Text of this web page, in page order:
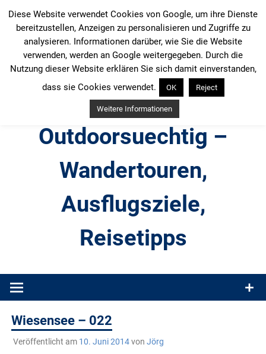
Inhalt
springen
Outdoorsuechtig –
Wandertouren,
Ausflugsziele,
Reisetipps
Produkttests und Buchrezensionen. Ein Blog für alle, die gern
Wiesensee – 022
Veröffentlicht am 10. Juni 2014von Jörg
Diese Website verwendet Cookies von Google, um ihre Dienste
bereitzustellen, Anzeigen zu personalisieren und Zugriffe zu
analysieren. Informationen darüber, wie Sie die Website
verwenden, werden an Google weitergegeben. Durch die
Nutzung dieser Website erklären Sie sich damit einverstanden,
dass sie Cookies verwendet.
OK Reject
Weitere Informationen